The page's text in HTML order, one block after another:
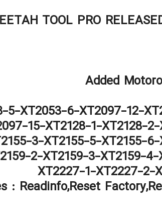
Added
5-XT2053-6-XT2097-12-
15-XT2128-1-XT2128-
3-XT2155-5-XT2155-
2-XT2159-3-XT2159-
XT2227-1-XT2227-2-
: Readinfo,Reset